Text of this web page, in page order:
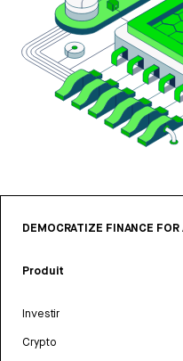
DEMOCRATIZE FINANCE
Produit
Investir
Crypto